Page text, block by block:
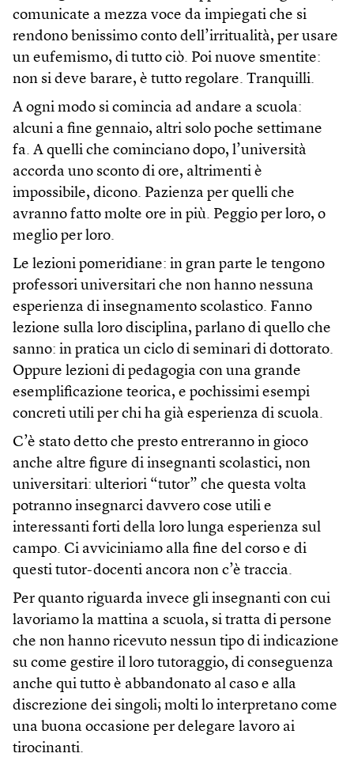
comunicate a mezza voce da impiegati che si
rendono benissimo conto dell’irritualità, per usare
un eufemismo, di tutto ciò. Poi nuove smentite:
non si deve barare, è tutto regolare. Tranquilli.
A ogni modo si comincia ad andare a scuola:
alcuni a fine gennaio, altri solo poche settimane
fa. A quelli che cominciano dopo, l’università
accorda uno sconto di ore, altrimenti è
impossibile, dicono. Pazienza per quelli che
avranno fatto molte ore in più. Peggio per loro, o
meglio per loro.
Le lezioni pomeridiane: in gran parte le tengono
professori universitari che non hanno nessuna
esperienza di insegnamento scolastico. Fanno
lezione sulla loro disciplina, parlano di quello che
sanno: in pratica un ciclo di seminari di dottorato.
Oppure lezioni di pedagogia con una grande
esemplificazione teorica, e pochissimi esempi
concreti utili per chi ha già esperienza di scuola.
C’è stato detto che presto entreranno in gioco
anche altre figure di insegnanti scolastici, non
universitari: ulteriori “tutor” che questa volta
potranno insegnarci davvero cose utili e
interessanti forti della loro lunga esperienza sul
campo. Ci avviciniamo alla fine del corso e di
questi tutor-docenti ancora non c’è traccia.
Per quanto riguarda invece gli insegnanti con cui
lavoriamo la mattina a scuola, si tratta di persone
che non hanno ricevuto nessun tipo di indicazione
su come gestire il loro tutoraggio, di conseguenza
anche qui tutto è abbandonato al caso e alla
discrezione dei singoli; molti lo interpretano come
una buona occasione per delegare lavoro ai
tirocinanti.